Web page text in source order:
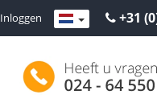
+31
Inloggen